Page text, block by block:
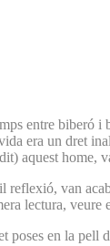
entre
era un dret
aquest home,
reflexió, van
lectura, veure
en la pell